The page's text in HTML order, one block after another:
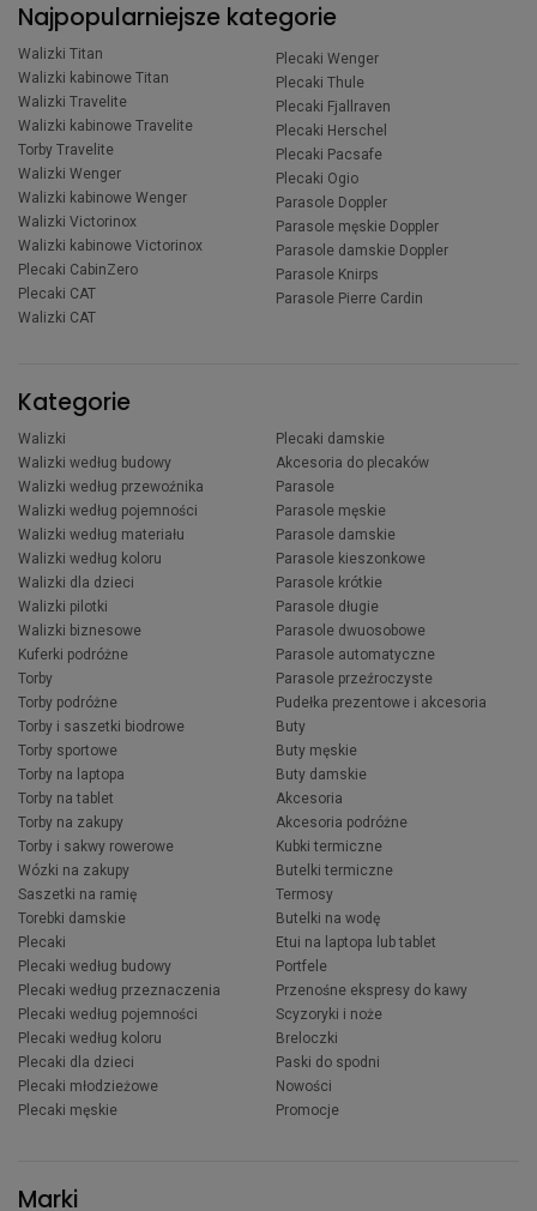
Najpopularniejsze kategorie
Walizki Titan
Walizki kabinowe Titan
Walizki Travelite
Walizki kabinowe Travelite
Torby Travelite
Walizki Wenger
Walizki kabinowe Wenger
Walizki Victorinox
Walizki kabinowe Victorinox
Plecaki CabinZero
Plecaki CAT
Walizki CAT
Plecaki Wenger
Plecaki Thule
Plecaki Fjallraven
Plecaki Herschel
Plecaki Pacsafe
Plecaki Ogio
Parasole Doppler
Parasole męskie Doppler
Parasole damskie Doppler
Parasole Knirps
Parasole Pierre Cardin
Kategorie
Walizki
Walizki według budowy
Walizki według przewoźnika
Walizki według pojemności
Walizki według materiału
Walizki według koloru
Walizki dla dzieci
Walizki pilotki
Walizki biznesowe
Kuferki podróżne
Torby
Torby podróżne
Torby i saszetki biodrowe
Torby sportowe
Torby na laptopa
Torby na tablet
Torby na zakupy
Torby i sakwy rowerowe
Wózki na zakupy
Saszetki na ramię
Torebki damskie
Plecaki
Plecaki według budowy
Plecaki według przeznaczenia
Plecaki według pojemności
Plecaki według koloru
Plecaki dla dzieci
Plecaki młodzieżowe
Plecaki męskie
Plecaki damskie
Akcesoria do plecaków
Parasole
Parasole męskie
Parasole damskie
Parasole kieszonkowe
Parasole krótkie
Parasole długie
Parasole dwuosobowe
Parasole automatyczne
Parasole przeźroczyste
Pudełka prezentowe i akcesoria
Buty
Buty męskie
Buty damskie
Akcesoria
Akcesoria podróżne
Kubki termiczne
Butelki termiczne
Termosy
Butelki na wodę
Etui na laptopa lub tablet
Portfele
Przenośne ekspresy do kawy
Scyzoryki i noże
Breloczki
Paski do spodni
Nowości
Promocje
Marki